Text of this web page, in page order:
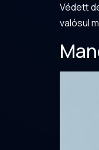
Védett
valósul